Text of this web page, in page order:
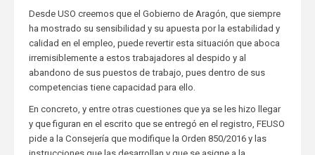
Desde USO creemos que el Gobierno de Aragón, que siempre
ha mostrado su sensibilidad y su apuesta por la estabilidad y
calidad en el empleo, puede revertir esta situación que aboca
irremisiblemente a estos trabajadores al despido y al
abandono de sus puestos de trabajo, pues dentro de sus
competencias tiene capacidad para ello.
En concreto, y entre otras cuestiones que ya se les hizo llegar
y que figuran en el escrito que se entregó en el registro, FEUSO
pide a la Consejería que modifique la Orden 850/2016 y las